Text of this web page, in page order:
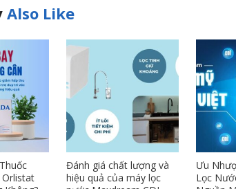
Also Like
Đánh giá chất lượng và
hiệu quả của máy lọc
Ưu
Lọc